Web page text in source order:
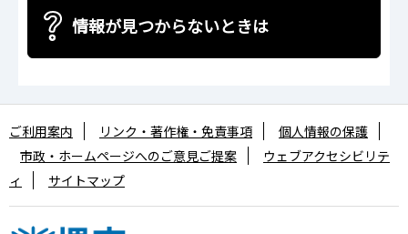
情報が見つからないときは
ご利用案内 リンク・著作権・免責事項
個人情報の保護
市政・ホームページへのご意見ご提案
ウェブアクセシビリテ
ィ
サイトマップ